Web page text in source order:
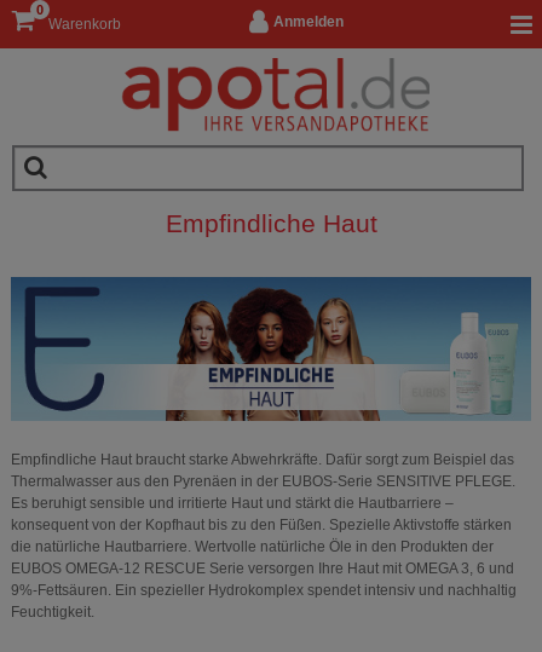
Anmelden
Warenkorb
0
Empfindliche Haut
Empfindliche Haut braucht starke Abwehrkräfte. Dafür sorgt zum Beispiel das
Thermalwasser aus den Pyrenäen in der EUBOS-Serie SENSITIVE PFLEGE.
Es beruhigt sensible und irritierte Haut und stärkt die Hautbarriere –
konsequent von der Kopfhaut bis zu den Füßen. Spezielle Aktivstoffe stärken
die natürliche Hautbarriere. Wertvolle natürliche Öle in den Produkten der
EUBOS OMEGA-12 RESCUE Serie versorgen Ihre Haut mit OMEGA 3, 6 und
9%-Fettsäuren. Ein spezieller Hydrokomplex spendet intensiv und nachhaltig
Feuchtigkeit.